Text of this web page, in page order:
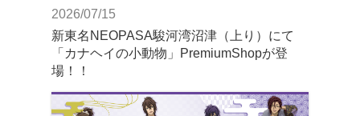
2026/07/15
新東名NEOPASA駿河湾沼津（上り）にて
「カナヘイの小動物」PremiumShopが登
場！！